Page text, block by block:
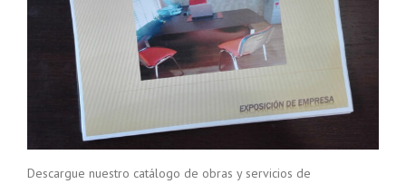
Descargue nuestro catálogo de obras y servicios de